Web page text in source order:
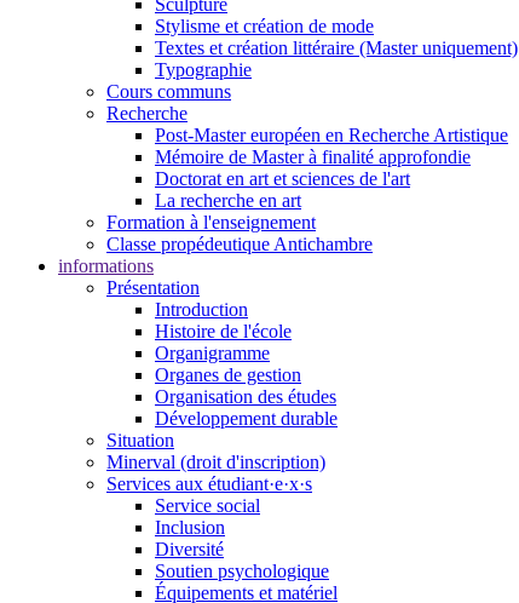
Stylisme et création de mode
Textes et création littéraire (Master uniquement)
Typographie
Cours communs
Recherche
Post-Master européen en Recherche Artistique
Mémoire de Master à finalité approfondie
Doctorat en art et sciences de l'art
La recherche en art
Formation à l'enseignement
Classe propédeutique Antichambre
informations
Présentation
Introduction
Histoire de l'école
Organigramme
Organes de gestion
Organisation des études
Développement durable
Situation
Minerval (droit d'inscription)
Services aux étudiant·e·x·s
Service social
Inclusion
Diversité
Soutien psychologique
Équipements et matériel